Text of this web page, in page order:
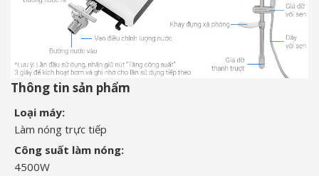
Thông tin sản phẩm
Loại máy:
Làm nóng trực tiếp
Công suất làm nóng:
4500W